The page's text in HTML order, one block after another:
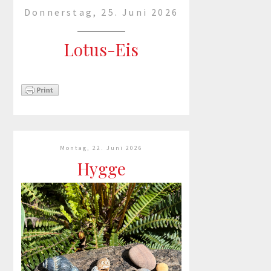
Donnerstag, 25. Juni 2026
Lotus-Eis
Bei dieser Hitze doch das
Montag, 22. Juni 2026
Hygge